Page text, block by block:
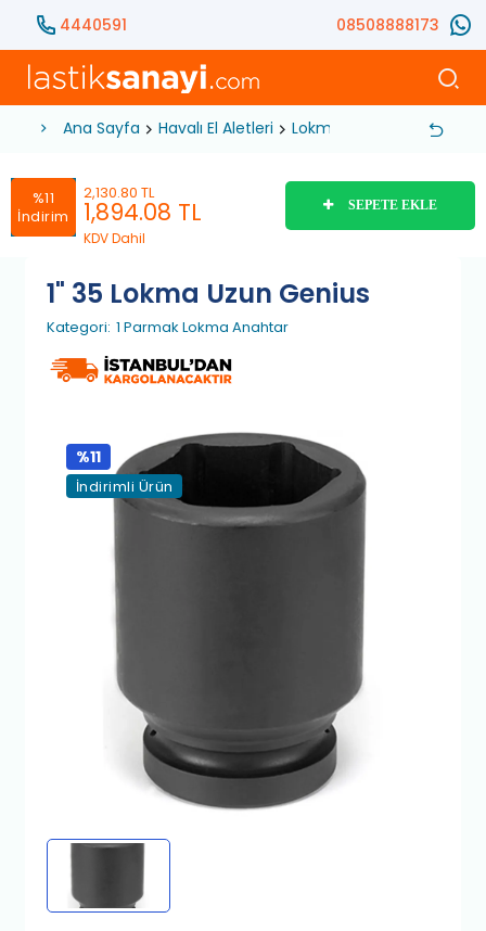
4440591 08508888173
Ana Sayfa Havalı El Aletleri Lokma Anahtar 1
%11
İndirim
2,130.80 TL
1,894.08 TL
KDV Dahil
SEPETE EKLE
1" 35 Lokma Uzun Genius
Kategori: 1 Parmak Lokma Anahtar
%11
İndirimli Ürün